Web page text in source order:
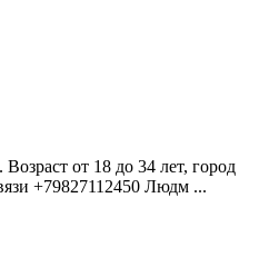
от 18 до 34 лет, город
+79827112450 Людм ...